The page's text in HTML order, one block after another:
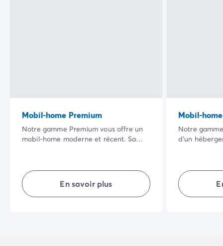
Mobil-home Premium
Notre gamme Premium vous offre un
mobil-home moderne et récent. Sa
qualité de ses équipements intérieurs
rendront vos vacances encore plus
agréables.
En savoir plus
Mobil-
Notre
d’un
agencé, il
intimité… en
vacances